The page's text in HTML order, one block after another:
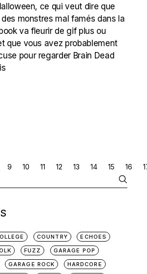
ce qui veut dire que
des monstres mal famés dans la
va fleurir de gif plus ou
que vous avez probablement
pour regarder Brain Dead
9 10 11 12 13 14 15 16
COUNTRY
ECHOES
FUZZ
GARAGE POP
GARAGE ROCK
HARDCORE